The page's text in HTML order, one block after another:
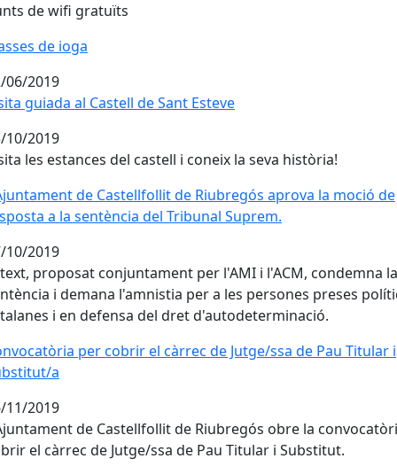
de wifi gratuïts
de ioga
de ioga
06/2019
guiada al Castell de Sant Esteve
10/2019
les estances del castell i coneix la seva història!
de Castellfollit de Riubregós aprova la moció
de Castellfollit de Riubregós aprova la moció de
a la sentència del Tribunal Suprem.
10/2019
proposat conjuntament per l'AMI i l'ACM, condemna la
i demana l'amnistia per a les persones preses
i en defensa del dret d'autodeterminació.
per cobrir el càrrec de Jutge/ssa de Pau Titular i
per cobrir el càrrec de Jutge/ssa de Pau Titular i
a
11/2019
de Castellfollit de Riubregós obre la
el càrrec de Jutge/ssa de Pau Titular i Substitut.